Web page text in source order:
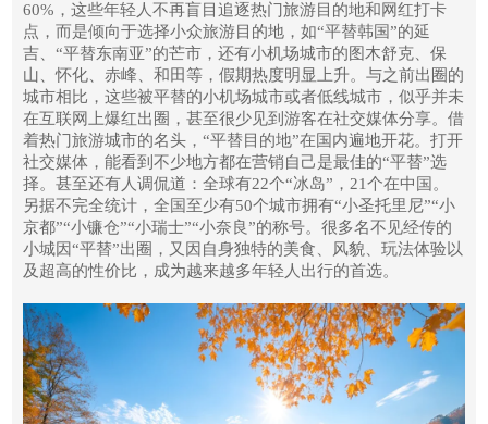
60%，这些年轻人不再盲目追逐热门旅游目的地和网红打卡
点，而是倾向于选择小众旅游目的地，如“平替韩国”的延
吉、“平替东南亚”的芒市，还有小机场城市的图木舒克、保
山、怀化、赤峰、和田等，假期热度明显上升。与之前出圈的
城市相比，这些被平替的小机场城市或者低线城市，似乎并未
在互联网上爆红出圈，甚至很少见到游客在社交媒体分享。借
着热门旅游城市的名头，“平替目的地”在国内遍地开花。打开
社交媒体，能看到不少地方都在营销自己是最佳的“平替”选
择。甚至还有人调侃道：全球有22个“冰岛”，21个在中国。
另据不完全统计，全国至少有50个城市拥有“小圣托里尼”“小
京都”“小镰仓”“小瑞士”“小奈良”的称号。很多名不见经传的
小城因“平替”出圈，又因自身独特的美食、风貌、玩法体验以
及超高的性价比，成为越来越多年轻人出行的首选。